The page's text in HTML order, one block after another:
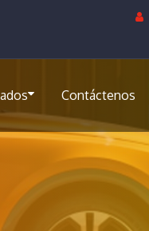
Contáctenos